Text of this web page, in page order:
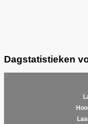
Dagstatistieken